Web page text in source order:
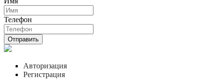
Телефон
Отправить
Авторизация
Регистрация